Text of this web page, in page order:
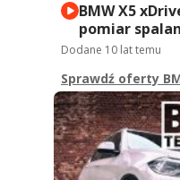
BMW X5
pomiar
Dodane 10 lat temu
Sprawdź oferty